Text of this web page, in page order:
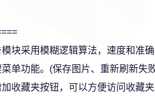
块采用模糊逻辑算法，速度和准
单功能。(保存图片、重新刷新失
收藏夹按钮，可以方便访问收藏